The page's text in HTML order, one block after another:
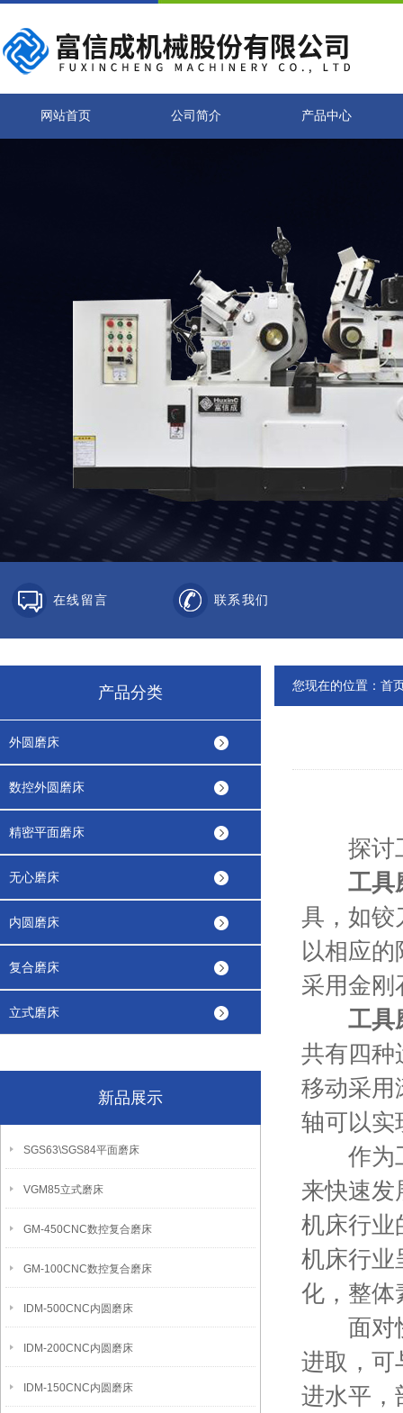
网站首页 公司简介 产品中心
在线留言 联系我们
产品分类
外圆磨床
数控外圆磨床
精密平面磨床
无心磨床
内圆磨床
复合磨床
立式磨床
新品展示
SGS63\SGS84平面磨床
VGM85立式磨床
GM-450CNC数控复合磨床
GM-100CNC数控复合磨床
IDM-500CNC内圆磨床
IDM-200CNC内圆磨床
IDM-150CNC内圆磨床
您现在的位置： 首
探讨工
工具
具，如铰
以相应
采用金刚
工具
共有四种
移动采用
轴可以实
作为工
来快速发
机床行业
机床行业
化，整体
面对快
进取，可
进水平，